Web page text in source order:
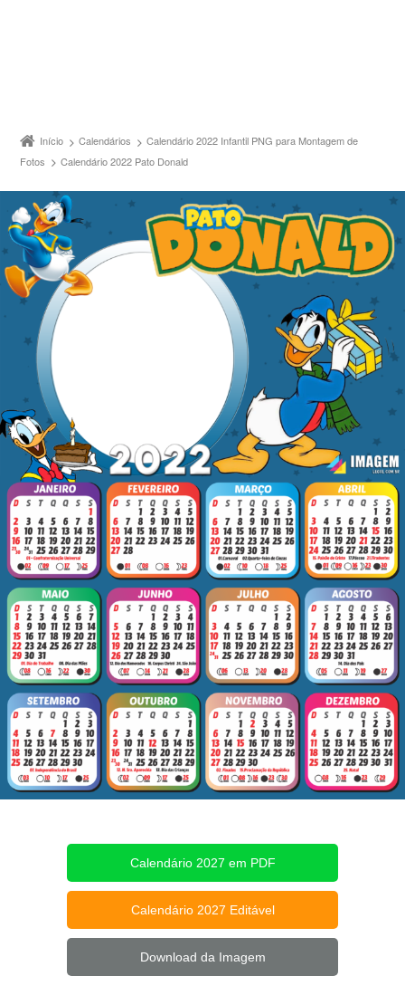
Início Calendários
Calendário 2022 Infantil PNG para Montagem de
Fotos
Calendário 2022 Pato Donald
Calendário 2027 em PDF
Calendário 2027 Editável
Download da Imagem